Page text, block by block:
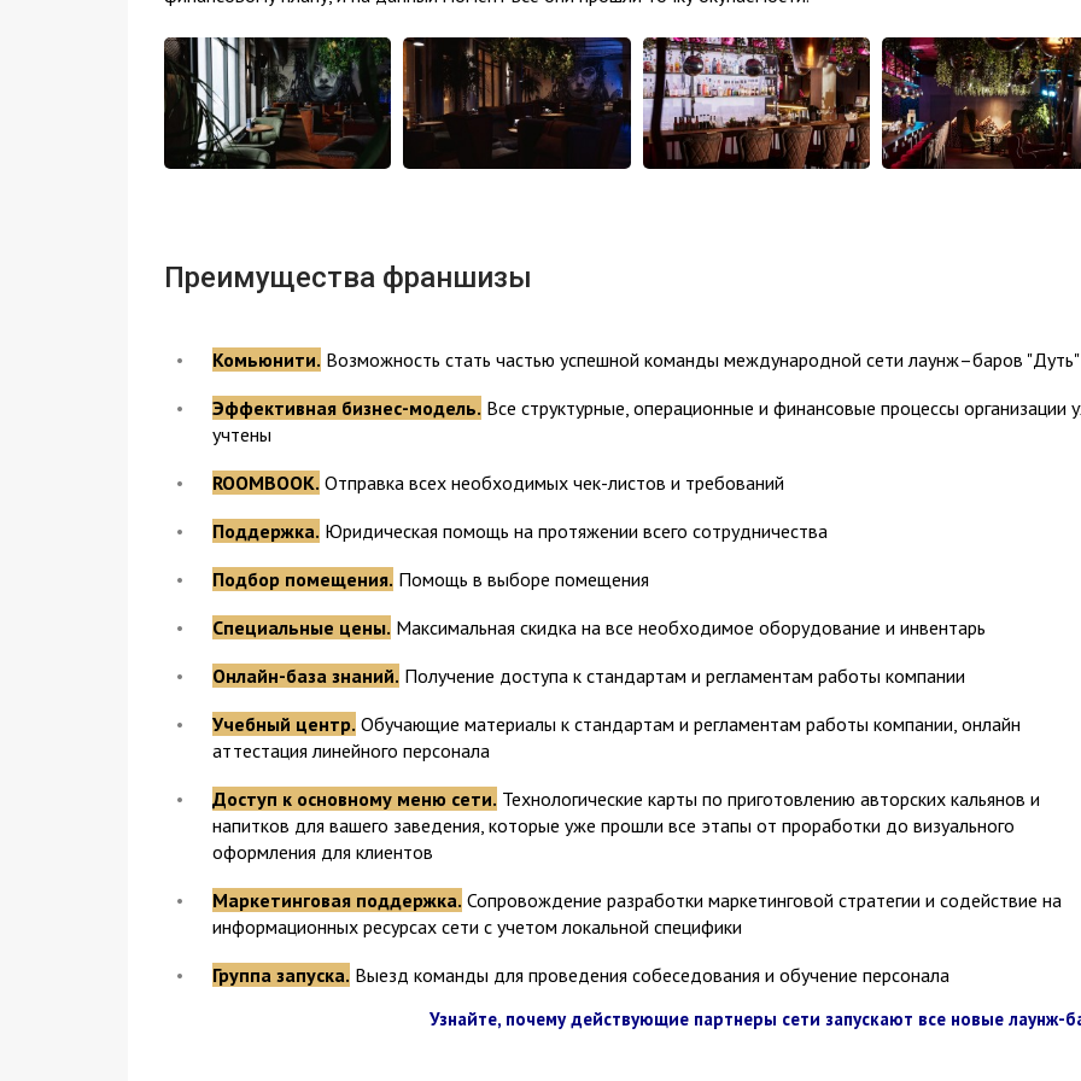
Преимущества франшизы
Комьюнити. Возможность стать частью успешной команды международной сети лаунж–баров "Дуть"
Эффективная бизнес-модель. Все структурные, операционные и финансовые процессы организации
учтены
ROOMBOOK. Отправка всех необходимых чек-листов и требований
Поддержка. Юридическая помощь на протяжении всего сотрудничества
Подбор помещения. Помощь в выборе помещения
Специальные цены. Максимальная скидка на все необходимое оборудование и инвентарь
Онлайн-база знаний. Получение доступа к стандартам и регламентам работы компании
Учебный центр. Обучающие материалы к стандартам и регламентам работы компании, онлайн
аттестация линейного персонала
Доступ к основному меню сети. Технологические карты по приготовлению авторских кальянов и
напитков для вашего заведения, которые уже прошли все этапы от проработки до визуального
оформления для клиентов
Маркетинговая поддержка. Сопровождение разработки маркетинговой стратегии и содействие на
информационных ресурсах сети с учетом локальной специфики
Группа запуска. Выезд команды для проведения собеседования и обучение персонала
Узнайте, почему действующие партнеры сети запускают все новые лаунж-